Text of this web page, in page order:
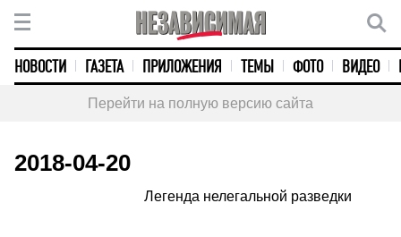
НОВОСТИ ГАЗЕТА ПРИЛОЖЕНИЯ ТЕМЫ ФОТО ВИДЕО
Перейти на полную версию сайта
2018-04-20
Легенда нелегальной разведки